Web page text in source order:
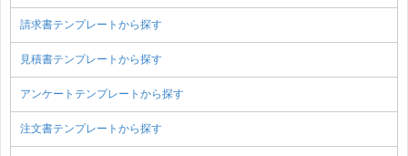
請求書テンプレートから探す
見積書テンプレートから探す
アンケートテンプレートから探す
注文書テンプレートから探す